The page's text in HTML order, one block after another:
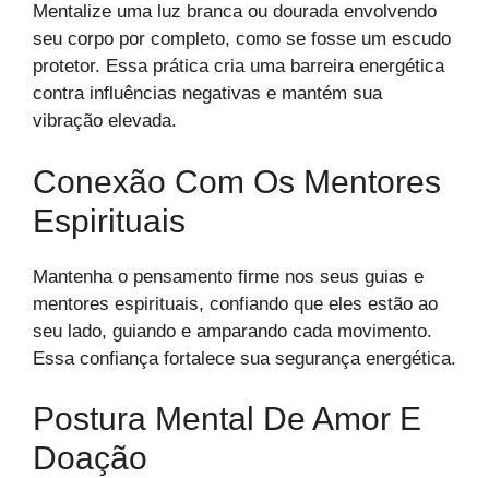
Mentalize uma luz branca ou dourada envolvendo
seu corpo por completo, como se fosse um escudo
protetor. Essa prática cria uma barreira energética
contra influências negativas e mantém sua
vibração elevada.
Conexão Com Os Mentores
Espirituais
Mantenha o pensamento firme nos seus guias e
mentores espirituais, confiando que eles estão ao
seu lado, guiando e amparando cada movimento.
Essa confiança fortalece sua segurança energética.
Postura Mental De Amor E
Doação